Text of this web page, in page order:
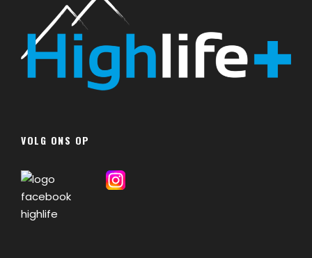
VOLG ONS OP